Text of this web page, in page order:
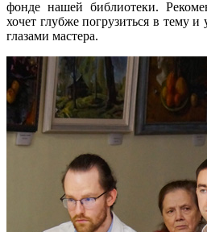
фонде нашей библиотеки.
хочет глубже погрузиться в тему и
глазами мастера.